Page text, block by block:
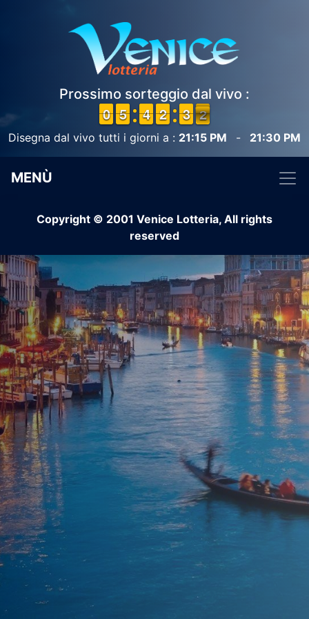
Prossimo sorteggio dal vivo :
9
9
0
0 4
4
5
5 3
3
4
4 1
1
2
2 2
2
3
3 2
1
1
Disegna dal vivo tutti i giorni a : 21:15 PM - 21:30 PM
MENÙ
Copyright © 2001 Venice Lotteria, All rights
reserved